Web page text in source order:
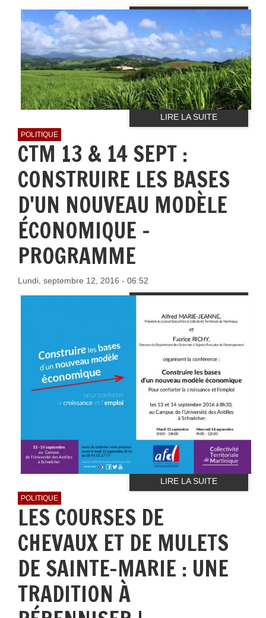
LIRE LA SUITE
POLITIQUE
CTM 13 & 14 SEPT :
CONSTRUIRE LES BASES
D'UN NOUVEAU MODÈLE
ÉCONOMIQUE -
PROGRAMME
Lundi, septembre 12, 2016 - 06:52
LIRE LA SUITE
POLITIQUE
LES COURSES DE
CHEVAUX ET DE MULETS
DE SAINTE-MARIE : UNE
TRADITION À